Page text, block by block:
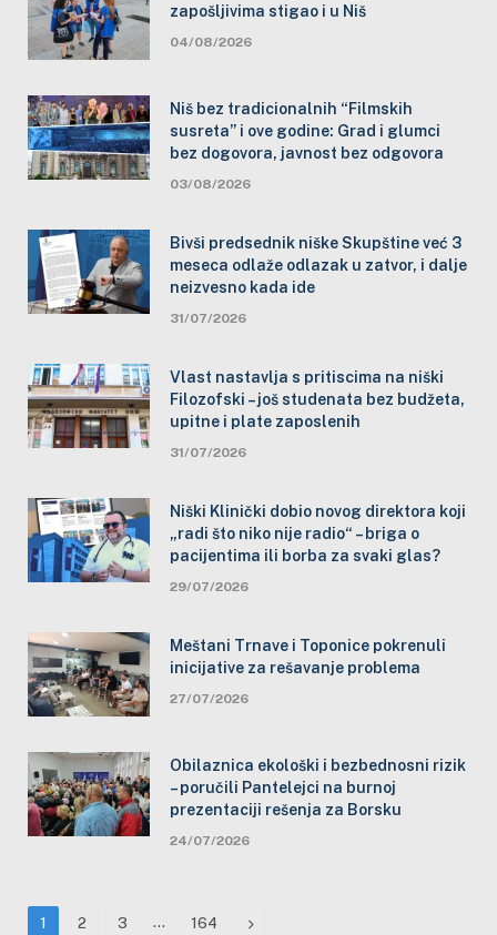
zapošljivima stigao i u Niš
04/08/2026
Niš bez tradicionalnih “Filmskih
susreta” i ove godine: Grad i glumci
bez dogovora, javnost bez odgovora
03/08/2026
Bivši predsednik niške Skupštine već 3
meseca odlaže odlazak u zatvor, i dalje
neizvesno kada ide
31/07/2026
Vlast nastavlja s pritiscima na niški
Filozofski – još studenata bez budžeta,
upitne i plate zaposlenih
31/07/2026
Niški Klinički dobio novog direktora koji
„radi što niko nije radio“ – briga o
pacijentima ili borba za svaki glas?
29/07/2026
Meštani Trnave i Toponice pokrenuli
inicijative za rešavanje problema
27/07/2026
Obilaznica ekološki i bezbednosni rizik
– poručili Pantelejci na burnoj
prezentaciji rešenja za Borsku
24/07/2026
1 2 3 … 164 Next